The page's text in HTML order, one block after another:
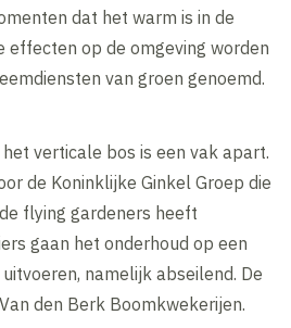
dat het warm is in de
effecten op de omgeving worden
van groen genoemd.
verticale bos is een vak apart.
de Koninklijke Ginkel Groep die
flying gardeners heeft
gaan het onderhoud op een
namelijk abseilend. De
den Berk Boomkwekerijen.